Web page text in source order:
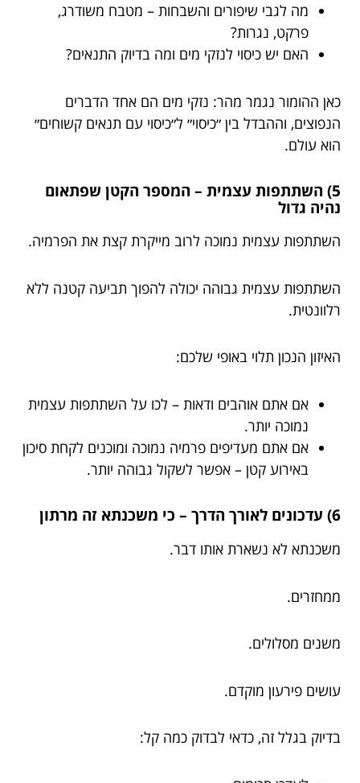
מה לגבי שיפורים והשבחות – מטבח משודרג,
פרקט, נגרות?
האם יש כיסוי לנזקי מים ומה בדיוק התנאים?
כאן ההומור נגמר מהר: נזקי מים הם אחד הדברים
הנפוצים, וההבדל בין ״כיסוי״ ל״כיסוי עם תנאים קשוחים״
הוא עולם.
5) השתתפות עצמית – המספר הקטן שפתאום
נהיה גדול
השתתפות עצמית נמוכה לרוב מייקרת קצת את הפרמיה.
השתתפות עצמית גבוהה יכולה להפוך תביעה קטנה ללא
רלוונטית.
האיזון הנכון תלוי באופי שלכם:
אם אתם אוהבים ודאות – לכו על השתתפות עצמית
נמוכה יותר.
אם אתם מעדיפים פרמיה נמוכה ומוכנים לקחת סיכון
באירוע קטן – אפשר לשקול גבוהה יותר.
6) עדכונים לאורך הדרך – כי משכנתא זה מרתון
משכנתא לא נשארת אותו דבר.
ממחזרים.
משנים מסלולים.
עושים פירעון מוקדם.
בדיוק בגלל זה, כדאי לבדוק כמה קל: